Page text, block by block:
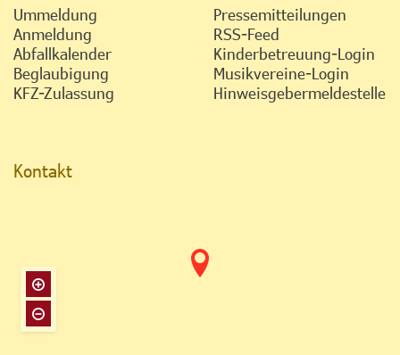
Ummeldung
Anmeldung
Abfallkalender
Beglaubigung
KFZ-Zulassung
Pressemitteilungen
RSS-Feed
Kinderbetreuung-Login
Musikvereine-Login
Hinweisgebermeldestelle
Kontakt